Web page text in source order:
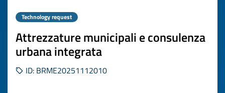
Technology request
Attrezzature municipali e consulenza
urbana integrata
ID: BRME20251112010